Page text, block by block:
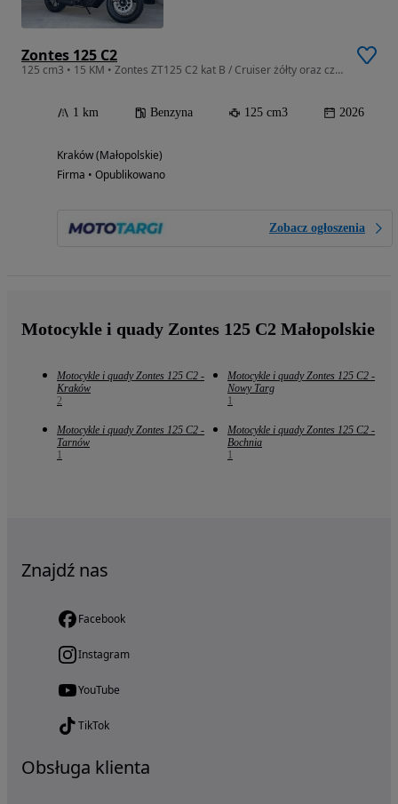
Zontes 125 C2
125 cm3 • 15 KM • Zontes ZT125 C2 kat B / Cruiser żółty oraz czarny mat -
1 km Benzyna 125 cm3 2026
Kraków (Małopolskie)
Firma • Opublikowano
Zobacz ogłoszenia
Motocykle i quady Zontes 125 C2 Małopolskie
Motocykle i quady Zontes 125 C2 -
Kraków
2
Motocykle i quady Zontes 125 C2 -
Nowy Targ
1
Motocykle i quady Zontes 125 C2 -
Tarnów
1
Motocykle i quady Zontes 125 C2 -
Bochnia
1
Znajdź nas
Facebook
Instagram
YouTube
TikTok
Obsługa klienta